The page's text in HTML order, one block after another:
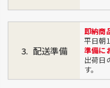
配送準備
即納商
平日朝
準備に
出荷日
す。